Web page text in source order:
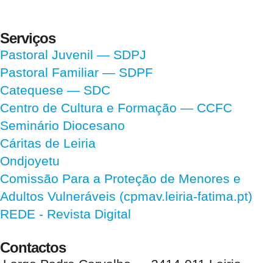
Serviços
Pastoral Juvenil — SDPJ
Pastoral Familiar — SDPF
Catequese — SDC
Centro de Cultura e Formação — CCFC
Seminário Diocesano
Cáritas de Leiria
Ondjoyetu
Comissão Para a Proteção de Menores e
Adultos Vulneráveis (cpmav.leiria-fatima.pt)
REDE - Revista Digital
Contactos